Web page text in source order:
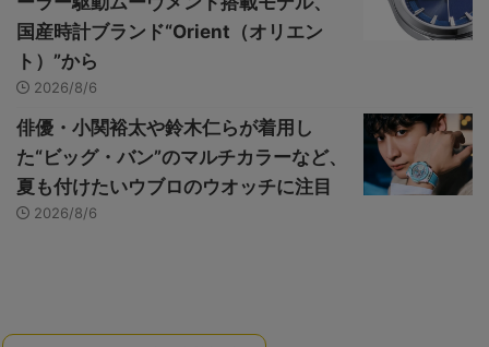
国産時計ブランド“Orient（オリエン
ト）”から
2026/8/6
俳優・小関裕太や鈴木仁らが着用し
た“ビッグ・バン”のマルチカラーなど、
夏も付けたいウブロのウオッチに注目
2026/8/6